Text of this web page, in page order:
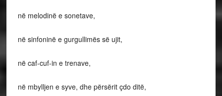
në melodinë e sonetave,
në sinfoninë e gurgullimës së ujit,
në caf-cuf-in e trenave,
në mbylljen e syve, dhe përsërit çdo ditë,